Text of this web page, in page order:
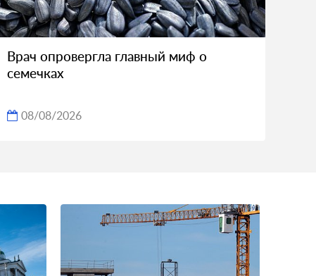
Врач опровергла главный миф о
семечках
08/08/2026